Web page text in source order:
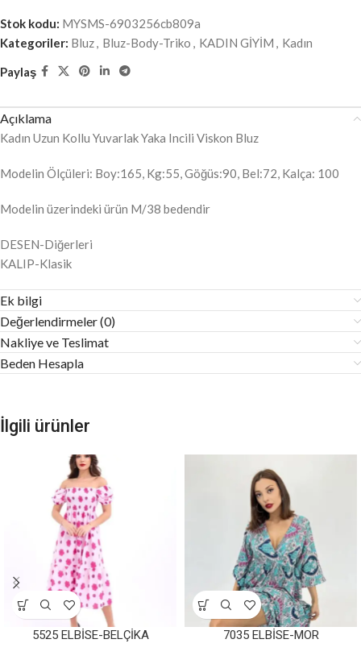
Stok kodu: MYSMS-6903256cb809a
Kategoriler: Bluz, Bluz-Body-Triko , KADIN GİYİM , Kadın
Paylaş
Açıklama
Kadın Uzun Kollu Yuvarlak Yaka Incili Viskon Bluz
Modelin Ölçüleri: Boy:165, Kg:55, Göğüs:90, Bel:72, Kalça: 100
Modelin üzerindeki ürün M/38 bedendir
DESEN-Diğerleri
KALIP-Klasik
Ek bilgi
Değerlendirmeler (0)
Nakliye ve Teslimat
Beden Hesapla
İlgili ürünler
5525 ELBİSE-BELÇİKA 7035 ELBİSE-MOR